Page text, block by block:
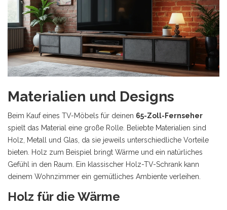
Materialien und Designs
Beim Kauf eines TV-Möbels für deinen 65-Zoll-Fernseher
spielt das Material eine große Rolle. Beliebte Materialien sind
Holz, Metall und Glas, da sie jeweils unterschiedliche Vorteile
bieten. Holz zum Beispiel bringt Wärme und ein natürliches
Gefühl in den Raum. Ein klassischer Holz-TV-Schrank kann
deinem Wohnzimmer ein gemütliches Ambiente verleihen.
Holz für die Wärme